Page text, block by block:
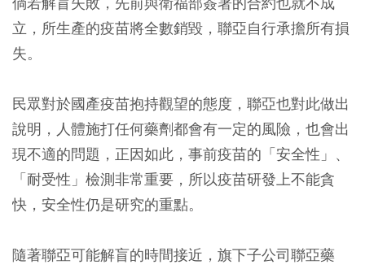
立，所生產的疫苗將全數銷毀，聯亞自行承擔所有損
失。
民眾對於國產疫苗抱持觀望的態度，聯亞也對此做出
說明，人體施打任何藥劑都會有一定的風險，也會出
現不適的問題，正因如此，事前疫苗的「安全性」、
「耐受性」檢測非常重要，所以疫苗研發上不能貪
快，安全性仍是研究的重點。
隨著聯亞可能解盲的時間接近，旗下子公司聯亞藥